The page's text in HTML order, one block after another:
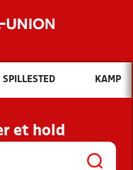
Hvad vil du søge efter?
OG NYHEDER
KLUBBER OG
SPILLESTED KAMP
et hold